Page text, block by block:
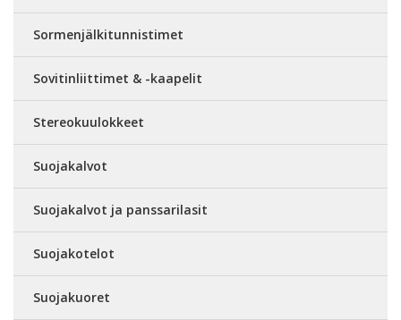
Sormenjälkitunnistimet
Sovitinliittimet & -kaapelit
Stereokuulokkeet
Suojakalvot
Suojakalvot ja panssarilasit
Suojakotelot
Suojakuoret